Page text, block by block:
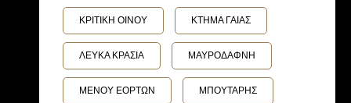
ΚΡΙΤΙΚΗ ΟΙΝΟΥ ΚΤΗΜΑ ΓΑΙΑΣ
ΛΕΥΚΑ ΚΡΑΣΙΑ ΜΑΥΡΟΔΑΦΝΗ
ΜΕΝΟΥ ΕΟΡΤΩΝ ΜΠΟΥΤΑΡΗΣ